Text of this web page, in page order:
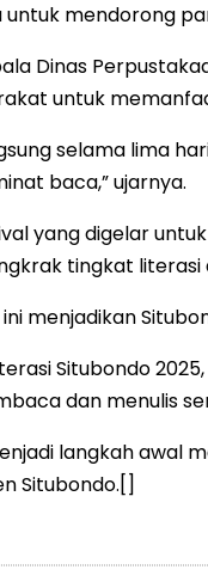
untuk mendorong
Dinas
untuk
selama lima
baca,” ujarnya.
yang digelar
tingkat literasi
menjadikan
Situbondo
dan menulis
langkah awal
Situbondo.[]